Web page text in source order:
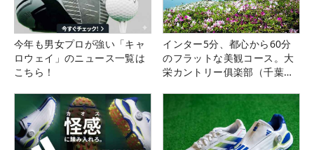
今年も男女プロが強い「キャ
ロウェイ」のニュース一覧は
こちら！
インター5分、都心から60分
のフラットな美観コース。大
栄カントリー俱楽部（千葉